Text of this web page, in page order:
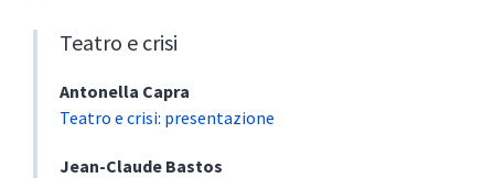
Teatro e crisi
Antonella Capra
Teatro e crisi: presentazione
Jean-Claude Bastos